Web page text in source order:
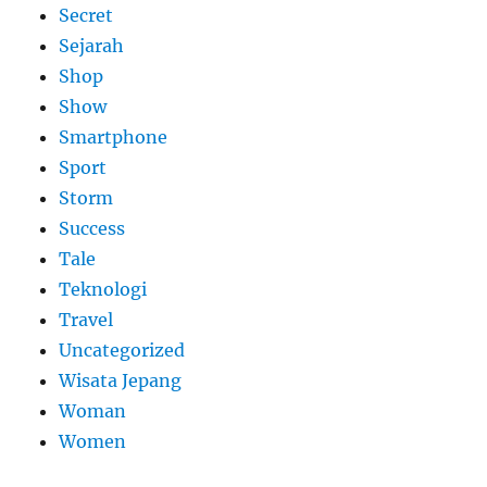
Secret
Sejarah
Shop
Show
Smartphone
Sport
Storm
Success
Tale
Teknologi
Travel
Uncategorized
Wisata Jepang
Woman
Women